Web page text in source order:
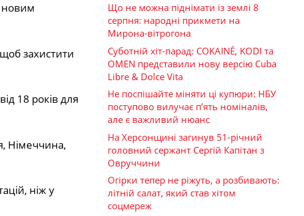
новим
захистити
18 років для
Німеччина,
ніж у
Що не можна піднімати із землі 8
серпня: народні прикмети на
Мирона-вітрогона
Суботній хіт-парад: COKAINÉ, KODI та
OMEN представили нову версію Cuba
Libre & Dolce Vita
Не поспішайте міняти ці купюри: НБУ
поступово вилучає п’ять номіналів,
але є важливий нюанс
На Херсонщині загинув 51-річний
головний сержант Сергій Капітан з
Овруччини
Огірки тепер не ріжуть, а розбивають:
літній салат, який став хітом
соцмереж